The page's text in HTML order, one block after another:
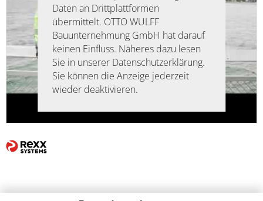
Daten an Drittplattformen
übermittelt. OTTO WULFF
Bauunternehmung GmbH hat darauf
keinen Einfluss. Näheres dazu lesen
Sie in unserer Datenschutzerklärung.
Sie können die Anzeige jederzeit
wieder deaktivieren.